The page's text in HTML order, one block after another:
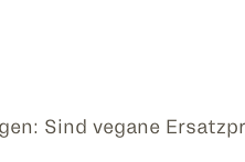
Sind vegane